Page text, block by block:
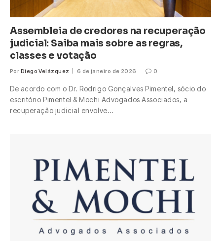
Assembleia de credores na recuperação
judicial: Saiba mais sobre as regras,
classes e votação
Por Diego Velázquez 6 de janeiro de 2026 0
De acordo com o Dr. Rodrigo Gonçalves Pimentel, sócio do
escritório Pimentel & Mochi Advogados Associados, a
recuperação judicial envolve…